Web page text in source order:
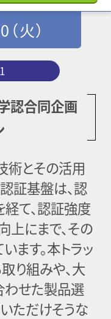
火）
認合同企画
術とその活用
証基盤は、認
て、認証強度
にまで、その
ます。本トラッ
り組みや、大
わせた製品選
ただけそうな